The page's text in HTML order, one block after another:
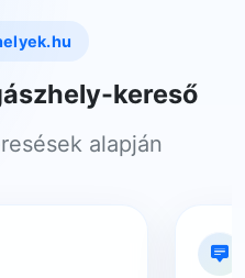
kereső
alapján